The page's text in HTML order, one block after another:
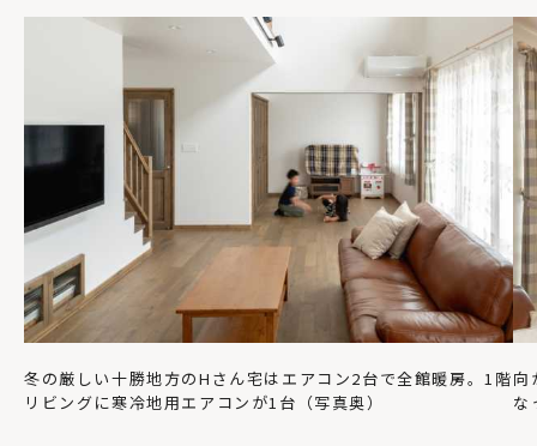
冬の厳しい十勝地方のHさん宅はエアコン2台で全館暖房。1階
リビングに寒冷地用エアコンが1台（写真奥）
向
な